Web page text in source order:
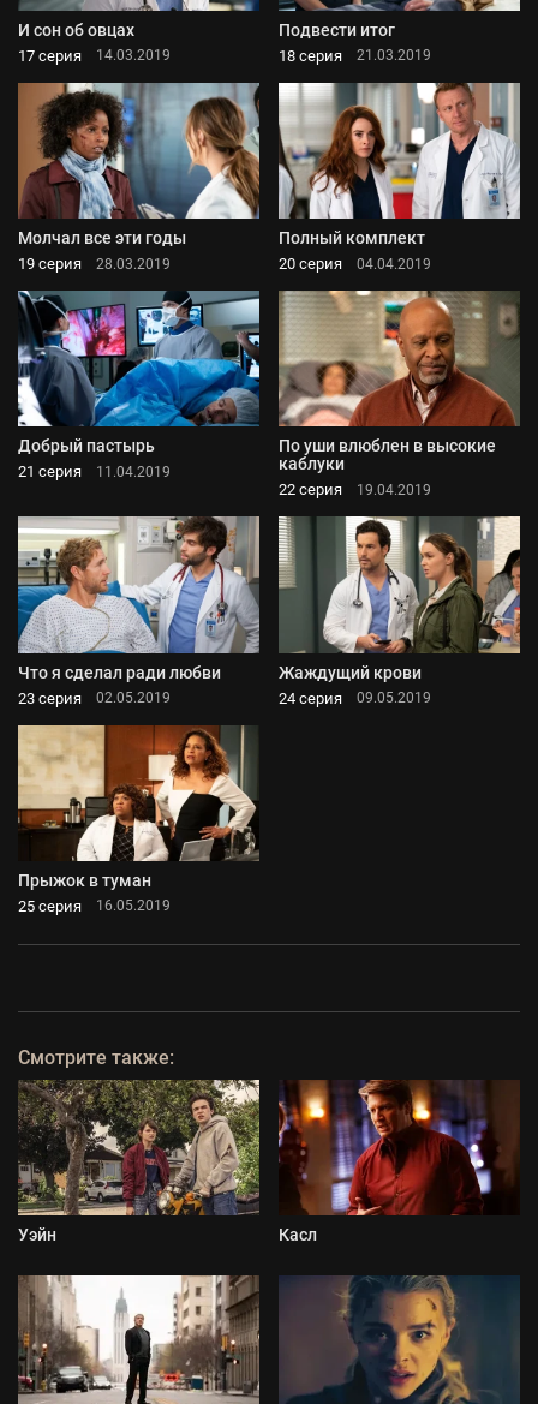
И сон об овцах
17 серия 14.03.2019
Подвести итог
18 серия 21.03.2019
Молчал все эти годы
19 серия 28.03.2019
Полный комплект
20 серия 04.04.2019
Добрый пастырь
21 серия 11.04.2019
По уши влюблен в высокие
каблуки
22 серия 19.04.2019
Что я сделал ради любви
23 серия 02.05.2019
Жаждущий крови
24 серия 09.05.2019
Прыжок в туман
25 серия 16.05.2019
Смотрите также:
Уэйн Касл